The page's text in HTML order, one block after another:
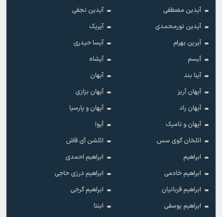
آیدین مصطفی
آیدین نجفی
آیدین نورمحمدی
آیریک
آیرین بهرام
آیسا حیدری
آیسم
آیشاه
آینا بند
آیهان
آیهان آریز
آیهان بزازی
آیهان راد
آیهان و پارسیا
آیهان و نامیک
آیوا
ائلخان گوی سس
ائلشن آی قاش
ابراهیم
ابراهیم احمدی
ابراهیم خادمی
ابراهیم درزی حاجی
ابراهیم قربانیان
ابراهیم گرجی
ابراهیم یوسفی
ابنتا